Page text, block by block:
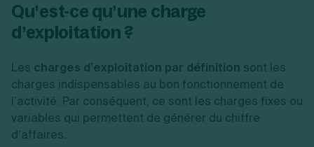
Qu’est-ce qu’une charge
d’exploitation ?
Les charges d’exploitation par définition sont les
charges indispensables au bon fonctionnement de
l’activité. Par conséquent, ce sont les charges fixes ou
variables qui permettent de générer du chiffre
d’affaires.